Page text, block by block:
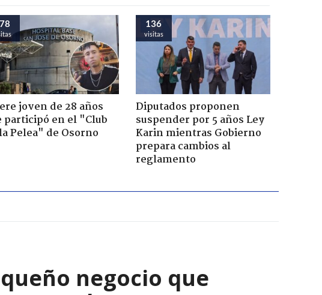
joven de 28 años
participó en el "Club
Pelea" de Osorno
136
visitas
Diputados proponen
suspender por 5 años Ley
Karin mientras Gobierno
prepara cambios al
reglamento
negocio que